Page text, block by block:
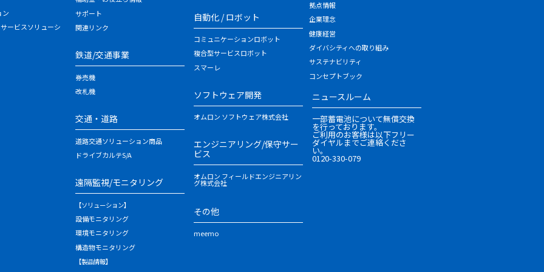
ン
ービスソリューシ
サポート
関連リンク
鉄道/交通事業
券売機
改札機
交通・道路
道路交通ソリューション商品
ドライブカルテS/A
遠隔監視/モニタリング
【ソリューション】
設備モニタリング
環境モニタリング
構造物モニタリング
【製品情報】
自動化 / ロボット
コミュニケーションロボット
複合型サービスロボット
スマーレ
ソフトウェア開発
オムロン ソフトウェア株式会社
エンジニアリング/保守サー
ビス
オムロン フィールドエンジニアリン
グ株式会社
その他
meemo
拠点情報
企業理念
健康経営
ダイバシティへの取り組み
サステナビリティ
コンセプトブック
ニュースルーム
一部蓄電池について無償交換
を行っております。
ご利用のお客様は以下フリー
ダイヤルまでご連絡くださ
い。
0120-330-079